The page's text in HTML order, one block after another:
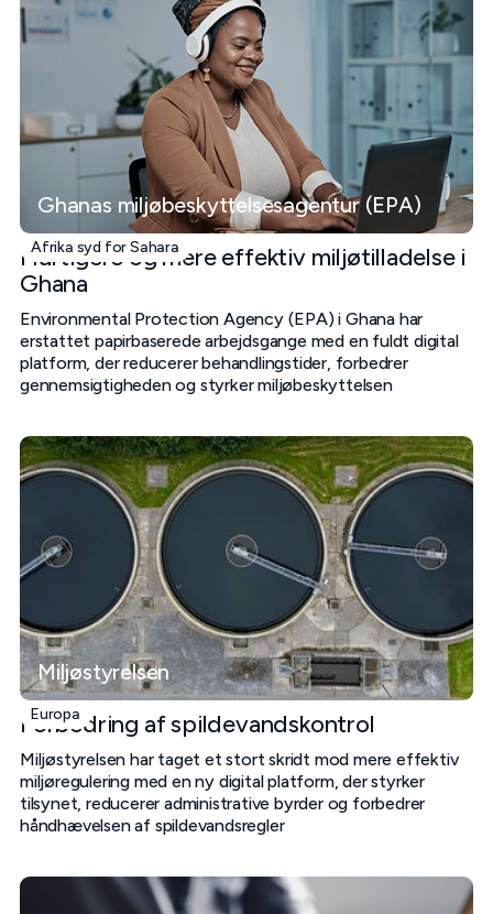
Ghanas miljøbeskyttelsesagentur (EPA)
Afrika syd for Sahara
Hurtigere og mere effektiv miljøtilladelse i
Ghana
Environmental Protection Agency (EPA) i Ghana har
erstattet papirbaserede arbejdsgange med en fuldt digital
platform, der reducerer behandlingstider, forbedrer
gennemsigtigheden og styrker miljøbeskyttelsen
Miljøstyrelsen
Europa
Forbedring af spildevandskontrol
Miljøstyrelsen har taget et stort skridt mod mere effektiv
miljøregulering med en ny digital platform, der styrker
tilsynet, reducerer administrative byrder og forbedrer
håndhævelsen af spildevandsregler